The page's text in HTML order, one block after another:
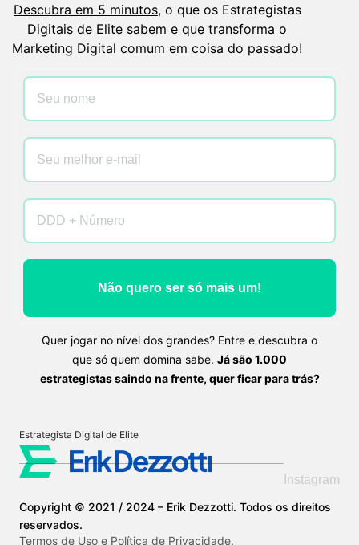
Descubra em 5 minutos, o que os Estrategistas
Digitais de Elite sabem e que transforma o
Marketing Digital comum em coisa do passado!
Não quero ser só mais um!
Quer jogar no nível dos grandes? Entre e descubra o
que só quem domina sabe. Já são 1.000
estrategistas saindo na frente, quer ficar para trás?
Estrategista Digital de Elite
Instagram
Termos de Uso e Política de Privacidade.
Copyright © 2021 / 2024 – Erik Dezzotti. Todos os direitos
reservados.